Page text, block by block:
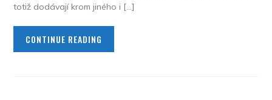
totiž dodávají krom jiného i […]
CONTINUE READING